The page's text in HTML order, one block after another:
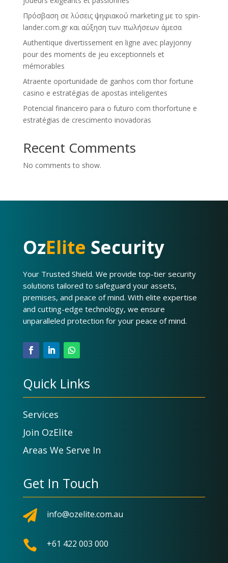
Πρόσβαση σε λύσεις ψηφιακού marketing με το spin-
lander.com.gr και αύξηση των πωλήσεων άμεσα
Authentique divertissement en ligne avec playjonny
pour des moments de jeu exceptionnels et
mémorables
Atraente oportunidade de ganhos com thor fortune
casino e estratégias de apostas inteligentes
Potencial financeiro para o futuro com thorfortune e
estratégias de crescimento inovadoras
Recent Comments
No comments to show.
OzElite Security
Your Trusted Shield. We provide top-tier security
solutions tailored to safeguard your assets,
premises, and peace of mind. With elite expertise
and cutting-edge technology, we ensure
unparalleled protection for your peace of mind.
Quick Links
Services
Join OzElite
Areas We Serve In
Get In Touch
 info@ozelite.com.au
 +61 422 003 000